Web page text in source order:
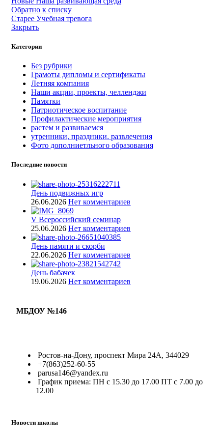
Обратно к списку
Старее Учебная тревога
Закрыть
Категории
Без рубрики
Грамоты дипломы и сертификаты
Летняя компания
Наши акции, проекты, челленджи
Памятки
Патриотическое воспитание
Профилактические мероприятия
растем и развиваемся
утренники, праздники. развлечения
Фото дополниетльного образования
Последние новости
День подвижных игр
26.06.2026 Нет комментариев
V Всероссийский семинар
25.06.2026 Нет комментариев
День памяти и скорби
22.06.2026 Нет комментариев
День бабачек
19.06.2026 Нет комментариев
МБДОУ №146
Ростов-на-Дону, проспект Мира 24А, 344029
+7(863)252-60-55
parusa146@yandex.ru
График приема: ПН с 15.30 до 17.00 ПТ с 7.00 до
12.00
Новости школы